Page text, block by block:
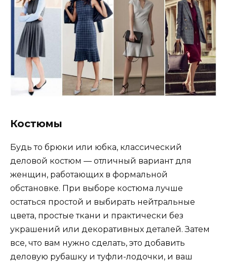
Костюмы
Будь то брюки или юбка, классический
деловой костюм — отличный вариант для
женщин, работающих в формальной
обстановке. При выборе костюма лучше
остаться простой и выбирать нейтральные
цвета, простые ткани и практически без
украшений или декоративных деталей. Затем
все, что вам нужно сделать, это добавить
деловую рубашку и туфли-лодочки, и ваш